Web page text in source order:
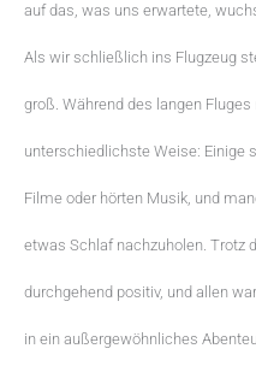
auf das, was uns erwartete,
Als wir schließlich ins Flugzeug
groß. Während des langen
unterschiedlichste Weise: Einige
Filme oder hörten Musik, und
etwas Schlaf nachzuholen. Trotz
durchgehend positiv, und allen
in ein außergewöhnliches